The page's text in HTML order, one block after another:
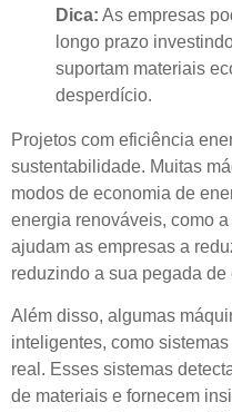
Dica: As empresas
longo prazo
suportam materiais
desperdício.
Projetos com eficiência
sustentabilidade. Muitas
modos de economia de
energia renováveis, como
ajudam as empresas a
reduzindo a sua pegada
Além disso, algumas
inteligentes, como
real. Esses sistemas
de materiais e fornecem